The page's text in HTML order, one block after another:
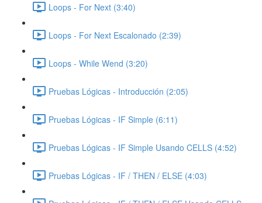
Loops - For Next (3:40)
Loops - For Next Escalonado (2:39)
Loops - While Wend (3:20)
Pruebas Lógicas - Introducción (2:05)
Pruebas Lógicas - IF Simple (6:11)
Pruebas Lógicas - IF Simple Usando CELLS (4:52)
Pruebas Lógicas - IF / THEN / ELSE (4:03)